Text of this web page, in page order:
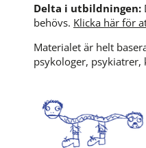
Delta i utbildningen:
behövs. Klicka här för
Materialet är helt
psykologer, psykiatrer,